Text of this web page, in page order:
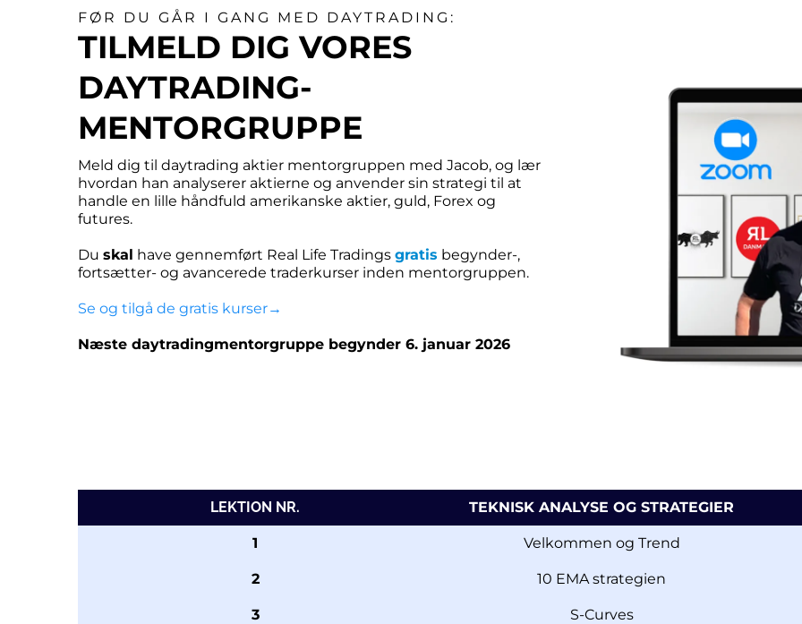
FØR DU GÅR I GANG MED DAYTRADING:
TILMELD DIG VORES
DAYTRADING-
MENTORGRUPPE
Meld dig til daytrading aktier mentorgruppen med Jacob, og lær
hvordan han analyserer aktierne og anvender sin strategi til at
handle en lille håndfuld amerikanske aktier, guld, Forex og
futures.
Du skal have gennemført Real Life Tradings gratis begynder-,
fortsætter- og avancerede traderkurser inden mentorgruppen.
Se og tilgå de gratis kurser→
Næste daytradingmentorgruppe begynder 6. januar 2026
LEKTION NR. TEKNISK ANALYSE OG STRATEGIER
1 Velkommen og Trend
2 10 EMA strategien
3 S-Curves